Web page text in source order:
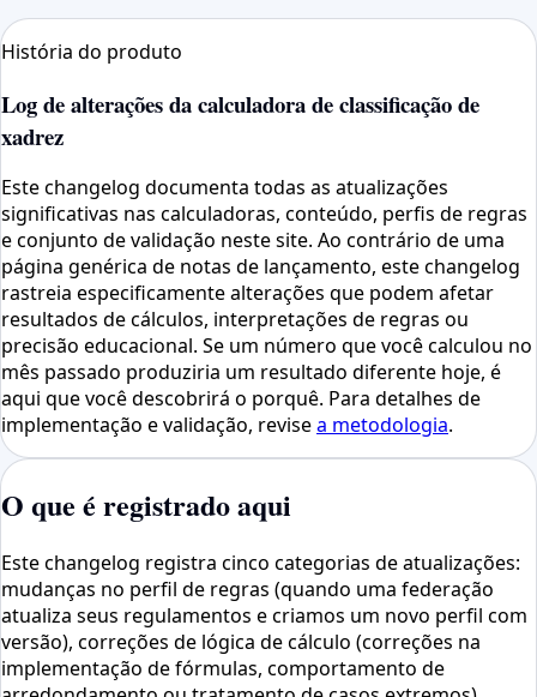
História do produto
Log de alterações da calculadora de classificação de
xadrez
Este changelog documenta todas as atualizações
significativas nas calculadoras, conteúdo, perfis de regras
e conjunto de validação neste site. Ao contrário de uma
página genérica de notas de lançamento, este changelog
rastreia especificamente alterações que podem afetar
resultados de cálculos, interpretações de regras ou
precisão educacional. Se um número que você calculou no
mês passado produziria um resultado diferente hoje, é
aqui que você descobrirá o porquê. Para detalhes de
implementação e validação, revisea metodologia.
O que é registrado aqui
Este changelog registra cinco categorias de atualizações:
mudanças no perfil de regras (quando uma federação
atualiza seus regulamentos e criamos um novo perfil com
versão), correções de lógica de cálculo (correções na
implementação de fórmulas, comportamento de